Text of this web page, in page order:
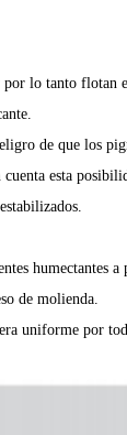
lo tanto flotan
de que los
esta
humectantes a
de molienda.
uniforme por